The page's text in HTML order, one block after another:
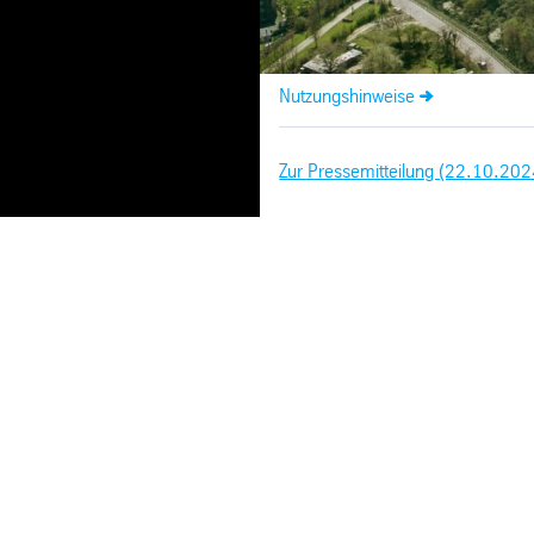
Nutzungshinweise
Zur Pressemitteilung